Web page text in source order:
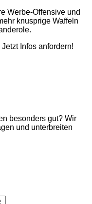
Werbe-Offensive und
knusprige Waffeln
Infos anfordern!
besonders gut? Wir
und unterbreiten